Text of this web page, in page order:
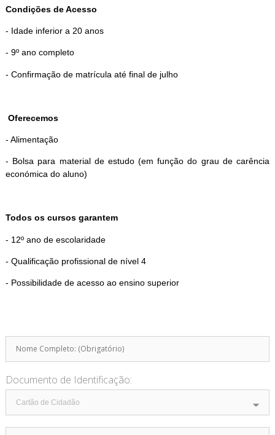
Condições de Acesso
- Idade inferior a 20 anos
- 9º ano completo
- Confirmação de matrícula até final de julho
Oferecemos
- Alimentação
- Bolsa para material de estudo (em função do grau de carência
económica do aluno)
Todos os cursos garantem
- 12º ano de escolaridade
- Qualificação profissional de nível 4
- Possibilidade de acesso ao ensino superior
Documento de Identificação: